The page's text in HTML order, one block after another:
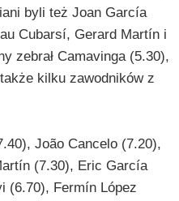
byli też Joan García
Cubarsí, Gerard Martín i
zebrał Camavinga (5.30),
kilku zawodników z
João Cancelo (7.20),
(7.30), Eric García
(6.70), Fermín López